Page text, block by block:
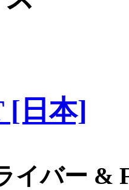
[日本]
イバー &